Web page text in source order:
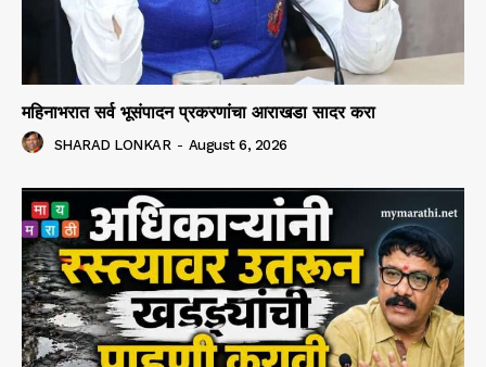
महिनाभरात सर्व भूसंपादन प्रकरणांचा आराखडा सादर करा
SHARAD LONKAR - August 6, 2026